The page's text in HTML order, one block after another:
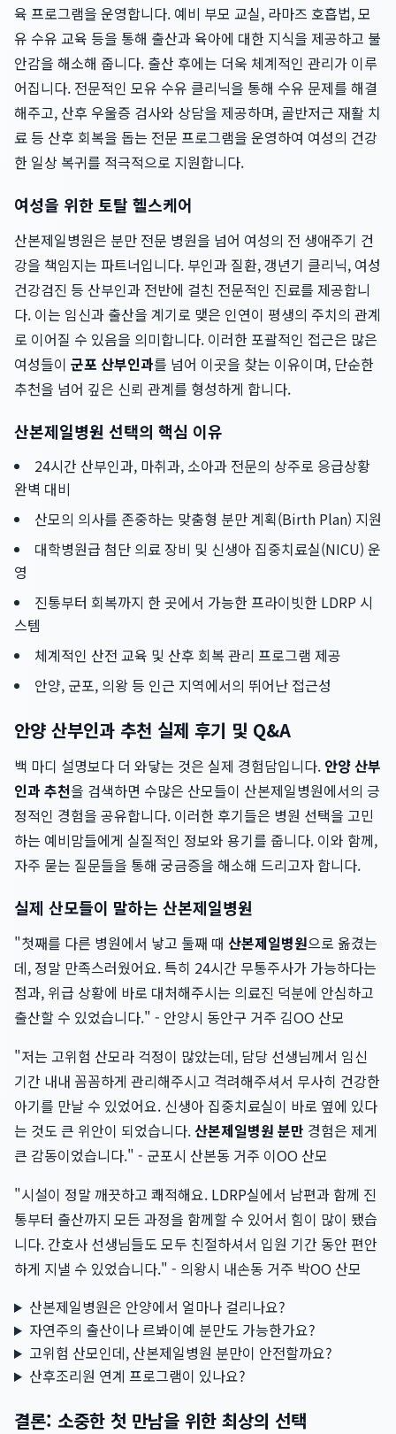
육 프로그램을 운영합니다. 예비 부모 교실, 라마즈 호흡법, 모
유 수유 교육 등을 통해 출산과 육아에 대한 지식을 제공하고 불
안감을 해소해 줍니다. 출산 후에는 더욱 체계적인 관리가 이루
어집니다. 전문적인 모유 수유 클리닉을 통해 수유 문제를 해결
해주고, 산후 우울증 검사와 상담을 제공하며, 골반저근 재활 치
료 등 산후 회복을 돕는 전문 프로그램을 운영하여 여성의 건강
한 일상 복귀를 적극적으로 지원합니다.
여성을 위한 토탈 헬스케어
산본제일병원은 분만 전문 병원을 넘어 여성의 전 생애주기 건
강을 책임지는 파트너입니다. 부인과 질환, 갱년기 클리닉, 여성
건강검진 등 산부인과 전반에 걸친 전문적인 진료를 제공합니
다. 이는 임신과 출산을 계기로 맺은 인연이 평생의 주치의 관계
로 이어질 수 있음을 의미합니다. 이러한 포괄적인 접근은 많은
여성들이 군포 산부인과를 넘어 이곳을 찾는 이유이며, 단순한
추천을 넘어 깊은 신뢰 관계를 형성하게 합니다.
산본제일병원 선택의 핵심 이유
24시간 산부인과, 마취과, 소아과 전문의 상주로 응급상황
완벽 대비
산모의 의사를 존중하는 맞춤형 분만 계획(Birth Plan) 지원
대학병원급 첨단 의료 장비 및 신생아 집중치료실(NICU) 운
영
진통부터 회복까지 한 곳에서 가능한 프라이빗한 LDRP 시
스템
체계적인 산전 교육 및 산후 회복 관리 프로그램 제공
안양, 군포, 의왕 등 인근 지역에서의 뛰어난 접근성
안양 산부인과 추천 실제 후기 및 Q&A
백 마디 설명보다 더 와닿는 것은 실제 경험담입니다. 안양 산부
인과 추천을 검색하면 수많은 산모들이 산본제일병원에서의 긍
정적인 경험을 공유합니다. 이러한 후기들은 병원 선택을 고민
하는 예비맘들에게 실질적인 정보와 용기를 줍니다. 이와 함께,
자주 묻는 질문들을 통해 궁금증을 해소해 드리고자 합니다.
실제 산모들이 말하는 산본제일병원
"첫째를 다른 병원에서 낳고 둘째 때 산본제일병원으로 옮겼는
데, 정말 만족스러웠어요. 특히 24시간 무통주사가 가능하다는
점과, 위급 상황에 바로 대처해주시는 의료진 덕분에 안심하고
출산할 수 있었습니다." - 안양시 동안구 거주 김OO 산모
"저는 고위험 산모라 걱정이 많았는데, 담당 선생님께서 임신
기간 내내 꼼꼼하게 관리해주시고 격려해주셔서 무사히 건강한
아기를 만날 수 있었어요. 신생아 집중치료실이 바로 옆에 있다
는 것도 큰 위안이 되었습니다.산본제일병원 분만 경험은 제게
큰 감동이었습니다." - 군포시 산본동 거주 이OO 산모
"시설이 정말 깨끗하고 쾌적해요. LDRP실에서 남편과 함께 진
통부터 출산까지 모든 과정을 함께할 수 있어서 힘이 많이 됐습
니다. 간호사 선생님들도 모두 친절하셔서 입원 기간 동안 편안
하게 지낼 수 있었습니다." - 의왕시 내손동 거주 박OO 산모
산본제일병원은 안양에서 얼마나 걸리나요?
자연주의 출산이나 르봐이예 분만도 가능한가요?
고위험 산모인데, 산본제일병원 분만이 안전할까요?
산후조리원 연계 프로그램이 있나요?
결론: 소중한 첫 만남을 위한 최상의 선택